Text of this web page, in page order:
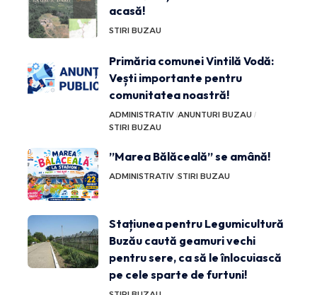
acasă!
STIRI BUZAU
Primăria comunei Vintilă Vodă:
Vești importante pentru
comunitatea noastră!
ADMINISTRATIV ANUNTURI BUZAU
STIRI BUZAU
”Marea Bălăceală” se amână!
ADMINISTRATIV STIRI BUZAU
Stațiunea pentru Legumicultură
Buzău caută geamuri vechi
pentru sere, ca să le înlocuiască
pe cele sparte de furtuni!